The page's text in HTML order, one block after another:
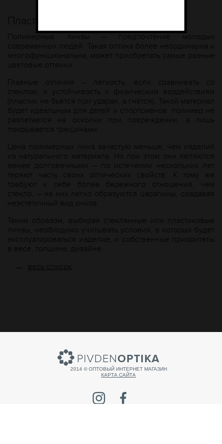
Пластиковые линзы
Полимерные линзы – предпочтение молодых
современных людей. Такая оптика более неординарна и
многофункциональна, может приобретать самые разные
цветовые оттенки.
Главные отличия – лёгкость, если сравнивать со
стеклом, и устойчивость к физическим воздействиям
(пластик не бьётся при ударах, а гнётся). Такой материал
будет идеальным для детей и спортсменов: полимер не
разлетается на осколки при повреждении, а лишь
покрывается трещинами.
Цена полимерных линз зачастую меньше, чем изделий
из натурального материала. Но при этом они являются
менее долговечными – по истечении нескольких лет
теряют часть своих оптических свойств. К тому же
требуют к себе более бережного отношения, чем
стекло, – на них легко образуются царапины, создавая
неэстетичный вид очков.
Таким образом, выбирая стеклянные или пластиковые
линзы, необходимо учитывать условия, в которых будет
эксплуатироваться изделие, и собственные приоритеты
в весе, толщине, дизайне.
← весь список
2014 © ОПТОВЫЙ ИНТЕРНЕТ МАГАЗИН
КАРТА САЙТА